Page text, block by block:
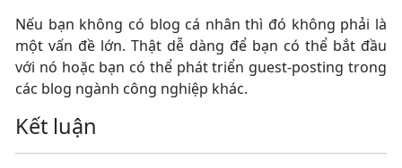
Nếu bạn không có blog cá nhân thì đó không phải là
một vấn đề lớn. Thật dễ dàng để bạn có thể bắt đầu
với nó hoặc bạn có thể phát triển guest-posting trong
các blog ngành công nghiệp khác.
Kết luận